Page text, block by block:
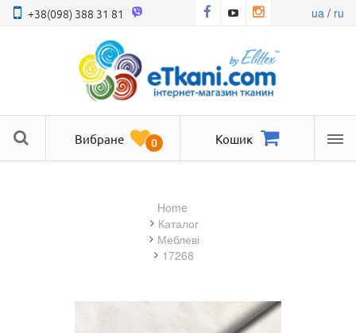
+38(098) 388 31 81 ua/ ru
Вибране 0 Кошик
Home
Каталог
меблеві
17268